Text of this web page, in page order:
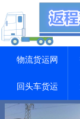
物流货运网
回头车货运